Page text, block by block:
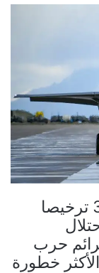
رغم إعلان بريطانيا عن تعليق 30 ترخيصا
حرب
خطورة